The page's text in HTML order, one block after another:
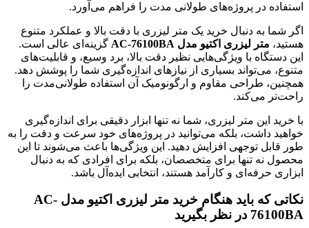
استفاده در پروژه‌های طولانی مدت را فراهم می‌آورد.
اگر شما به دنبال خرید یک متر لیزری با دقت بالا و عملکرد متنوع
هستید، متر لیزری اکتیو مدل AC-76100BA
گزینه‌ای عالی است.
این دستگاه با ویژگی‌هایی نظیر دقت بالا، برد وسیع، و قابلیت‌های
متنوع، می‌تواند بسیاری از نیازهای اندازه‌گیری شما را پوشش دهد.
همچنین، طراحی مقاوم و ارگونومیک آن استفاده طولانی‌مدت را
راحت‌تر می‌کند.
با خرید این متر لیزری، شما نه تنها ابزار دقیقی برای اندازه‌گیری
خواهید داشت، بلکه می‌توانید در پروژه‌های خود سرعت و دقت را به
طور قابل توجهی افزایش دهید. این ویژگی‌ها باعث می‌شوند تا این
محصول نه تنها برای متخصصان، بلکه برای افرادی که به دنبال
ابزاری حرفه‌ای و کارآمد هستند، انتخابی ایده‌آل باشد.
نکاتی که باید هنگام خرید متر لیزری اکتیو مدل AC-
76100BA در نظر بگیرید